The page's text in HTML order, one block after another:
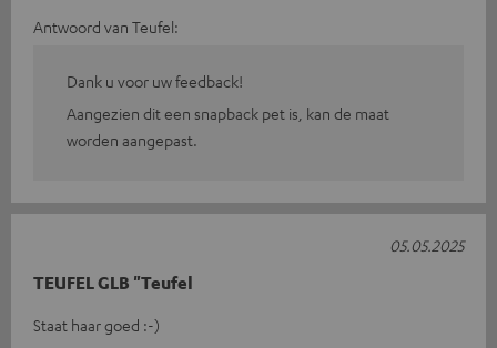
Antwoord van Teufel:
Dank u voor uw feedback!
Aangezien dit een snapback pet is, kan de maat
worden aangepast.
TEUFEL GLB "Teufel
Staat haar goed :-)
05.05.2025